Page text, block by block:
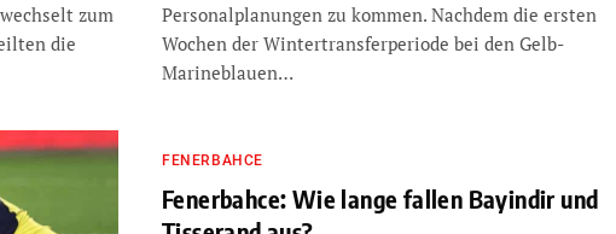
zum
die
Personalplanungen zu kommen. Nachdem die ersten
Wochen der Wintertransferperiode bei den Gelb-
Marineblauen…
FENERBAHCE
Fenerbahce: Wie lange fallen Bayindir und